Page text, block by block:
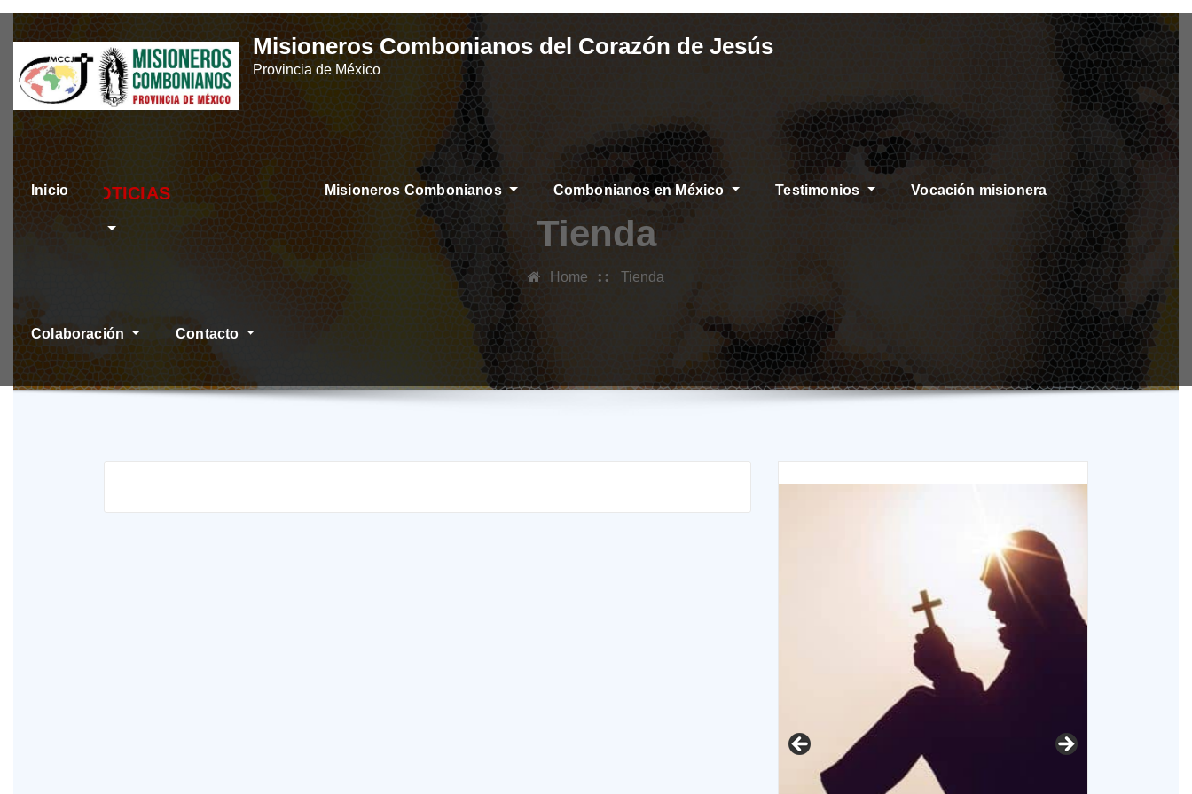
Skip
content
Misioneros Combonianos del Corazón de Jesús
Provincia de México
Inicio ÚLTIMAS NOTICIAS
Misioneros Combonianos Combonianos en México Testimonios Vocación misionera
Colaboración Contacto
Tienda
Home Tienda